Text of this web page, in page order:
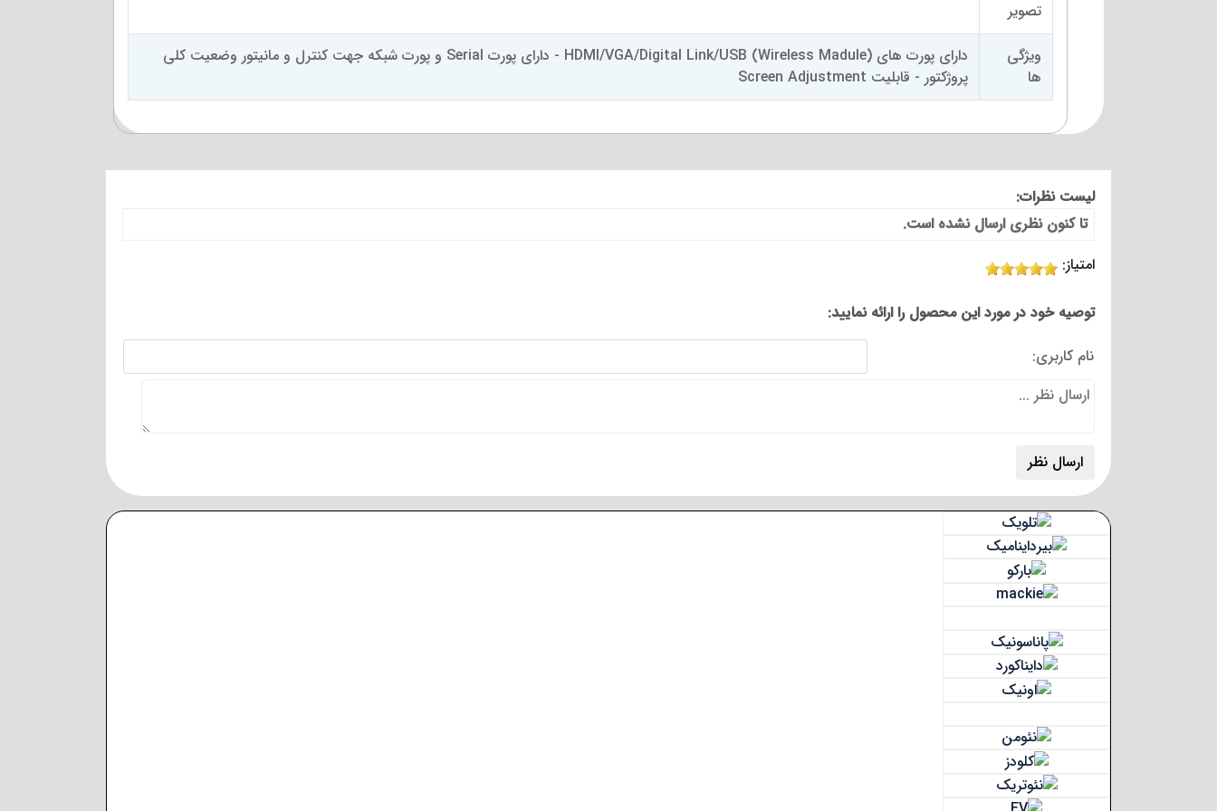
تصویر
ویژگی
ها
دارای پورت های (Wireless Madule) HDMI/VGA/Digital Link/USB - دارای پورت Serial و پورت شبکه جهت کنترل و مانیتور وضعیت کلی
پروژکتور - قابلیت Screen Adjustment
لیست نظرات:
تا کنون نظری ارسال نشده است.
امتیاز:
توصیه خود در مورد این محصول را ارائه نمایید:
نام کاربری: